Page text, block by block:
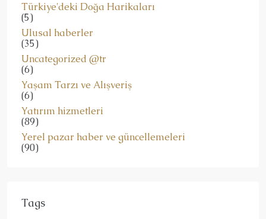
Türkiye'deki Doğa Harikaları
(5)
Ulusal haberler
(35)
Uncategorized @tr
(6)
Yaşam Tarzı ve Alışveriş
(6)
Yatırım hizmetleri
(89)
Yerel pazar haber ve güncellemeleri
(90)
Tags